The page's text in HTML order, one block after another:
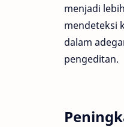
menjadi
mendeteksi
dalam
pengeditan.